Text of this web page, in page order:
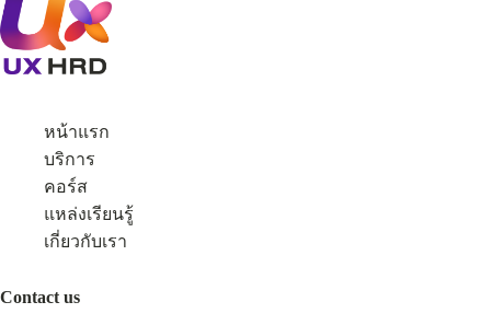
หน้าแรก
บริการ
คอร์ส
แหล่งเรียนรู้
เกี่ยวกับเรา
Contact us